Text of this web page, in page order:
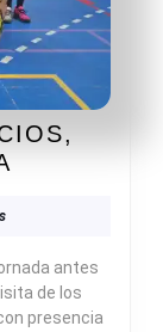
DOBLE
JORNADA
antes
de los
presencia